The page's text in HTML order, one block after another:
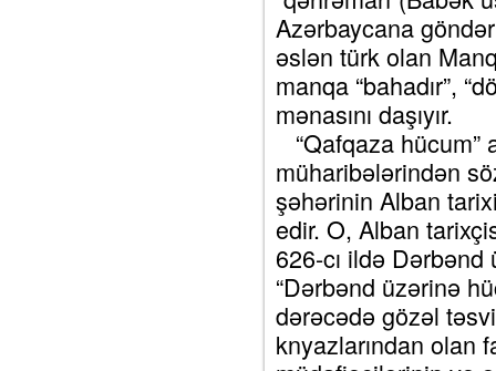
Azərbaycana
əslən türk olan
manqa “bahadır”,
mənasını daşıyır.
“Qafqaza hücum”
müharibələrindən
şəhərinin Alban
edir. O, Alban
626-cı ildə
“Dərbənd üzərinə
dərəcədə gözəl
knyazlarından olan